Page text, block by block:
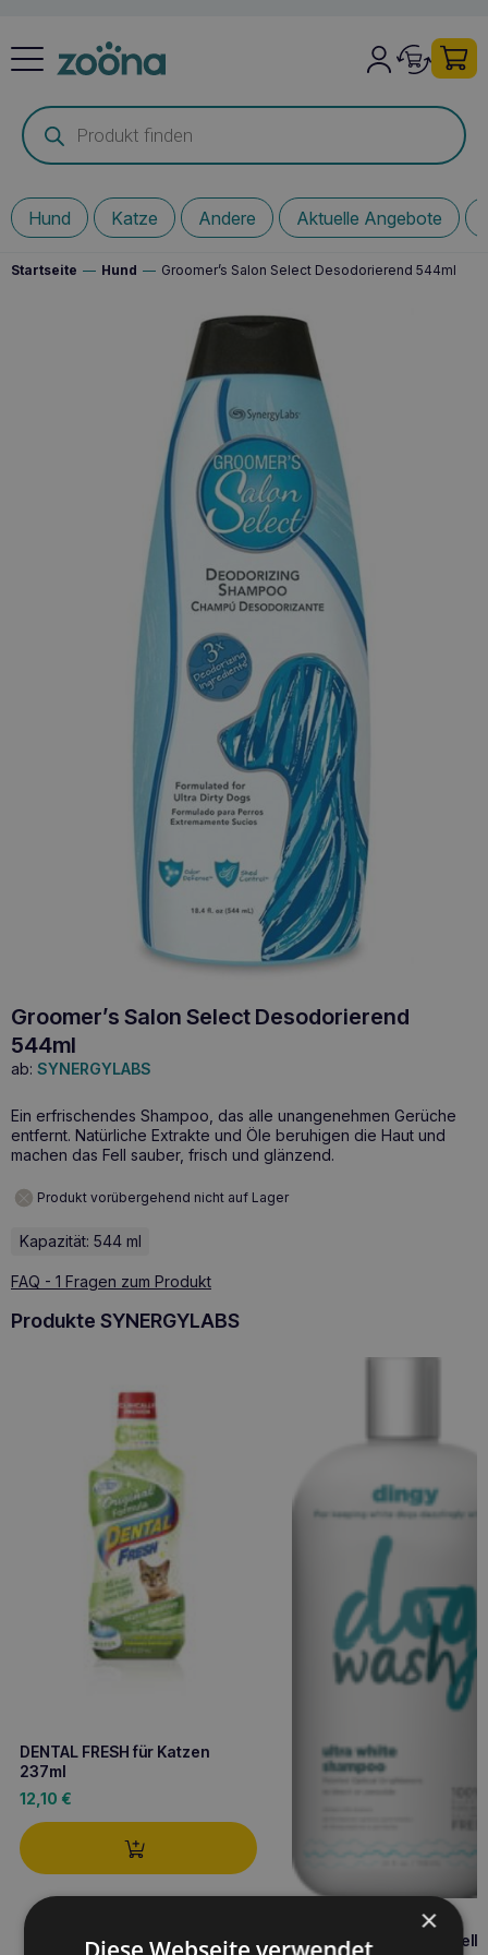
Products
search
Hund Katze Andere Aktuelle Angebote
Startseite — Hund — Groomer’s Salon Select Desodorierend 544ml
Groomer’s Salon Select Desodorierend
544ml
ab: SYNERGYLABS
Ein erfrischendes Shampoo, das alle unangenehmen Gerüche
entfernt. Natürliche Extrakte und Öle beruhigen die Haut und
machen das Fell sauber, frisch und glänzend.
Produkt vorübergehend nicht auf Lager
Kapazität: 544 ml
FAQ - 1 Fragen zum Produkt
Produkte SYNERGYLABS
DENTAL FRESH für Katzen
237ml
12,10 €
Dog Wash Weißes und
×